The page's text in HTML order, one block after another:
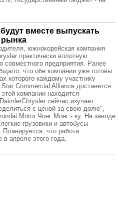
вместе выпускать
рынка
южнокорейская компания
практически вплотную
совместного предприятия. Ранее
что обе компании уже готовы
которого каждому участнику
Commercial Alliance достанется
компании находится
сейчас изучает
с ценой за свою долю", -
Motor Чонг Монг - ку. На заводе
грузовики и автобусы
Планируется, что работа
апреле этого года.